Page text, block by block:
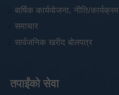
बार्षिक कार्ययोजना, नीति/कार्यक्रम
समाचार
सार्वजनिक खरीद बोलपत्र
तपाईंको सेवा